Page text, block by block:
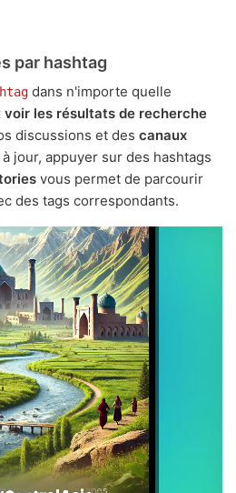
par hashtag
dans n'importe quelle
voir les résultats de recherche
discussions et des canaux
jour, appuyer sur des hashtags
vous permet de parcourir
des tags correspondants.